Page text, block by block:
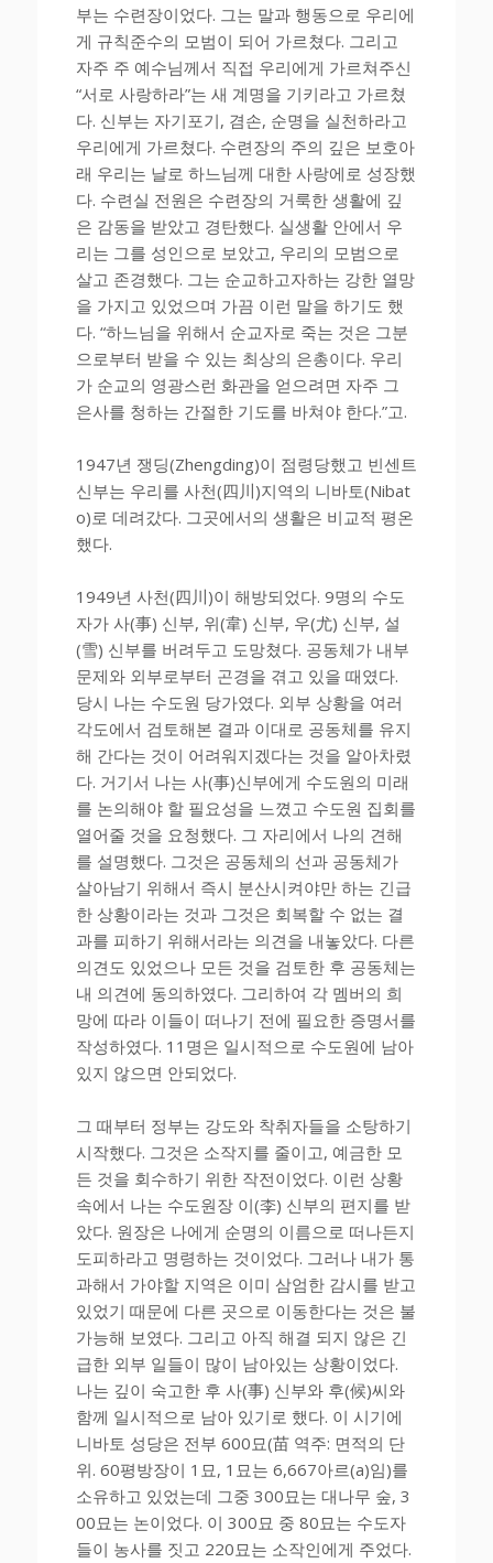
부는 수련장이었다. 그는 말과 행동으로 우리에
게 규칙준수의 모범이 되어 가르쳤다. 그리고
자주 주 예수님께서 직접 우리에게 가르쳐주신
“서로 사랑하라”는 새 계명을 기키라고 가르쳤
다. 신부는 자기포기, 겸손, 순명을 실천하라고
우리에게 가르쳤다. 수련장의 주의 깊은 보호아
래 우리는 날로 하느님께 대한 사랑에로 성장했
다. 수련실 전원은 수련장의 거룩한 생활에 깊
은 감동을 받았고 경탄했다. 실생활 안에서 우
리는 그를 성인으로 보았고, 우리의 모범으로
살고 존경했다. 그는 순교하고자하는 강한 열망
을 가지고 있었으며 가끔 이런 말을 하기도 했
다. “하느님을 위해서 순교자로 죽는 것은 그분
으로부터 받을 수 있는 최상의 은총이다. 우리
가 순교의 영광스런 화관을 얻으려면 자주 그
은사를 청하는 간절한 기도를 바쳐야 한다.”고.
1947년 쟁딩(Zhengding)이 점령당했고 빈센트
신부는 우리를 사천(四川)지역의 니바토(Nibat
o)로 데려갔다. 그곳에서의 생활은 비교적 평온
했다.
1949년 사천(四川)이 해방되었다. 9명의 수도
자가 사(事) 신부, 위(韋) 신부, 우(尤) 신부, 설
(雪) 신부를 버려두고 도망쳤다. 공동체가 내부
문제와 외부로부터 곤경을 겪고 있을 때였다.
당시 나는 수도원 당가였다. 외부 상황을 여러
각도에서 검토해본 결과 이대로 공동체를 유지
해 간다는 것이 어려워지겠다는 것을 알아차렸
다. 거기서 나는 사(事)신부에게 수도원의 미래
를 논의해야 할 필요성을 느꼈고 수도원 집회를
열어줄 것을 요청했다. 그 자리에서 나의 견해
를 설명했다. 그것은 공동체의 선과 공동체가
살아남기 위해서 즉시 분산시켜야만 하는 긴급
한 상황이라는 것과 그것은 회복할 수 없는 결
과를 피하기 위해서라는 의견을 내놓았다. 다른
의견도 있었으나 모든 것을 검토한 후 공동체는
내 의견에 동의하였다. 그리하여 각 멤버의 희
망에 따라 이들이 떠나기 전에 필요한 증명서를
작성하였다. 11명은 일시적으로 수도원에 남아
있지 않으면 안되었다.
그 때부터 정부는 강도와 착취자들을 소탕하기
시작했다. 그것은 소작지를 줄이고, 예금한 모
든 것을 회수하기 위한 작전이었다. 이런 상황
속에서 나는 수도원장 이(李) 신부의 편지를 받
았다. 원장은 나에게 순명의 이름으로 떠나든지
도피하라고 명령하는 것이었다. 그러나 내가 통
과해서 가야할 지역은 이미 삼엄한 감시를 받고
있었기 때문에 다른 곳으로 이동한다는 것은 불
가능해 보였다. 그리고 아직 해결 되지 않은 긴
급한 외부 일들이 많이 남아있는 상황이었다.
나는 깊이 숙고한 후 사(事) 신부와 후(候)씨와
함께 일시적으로 남아 있기로 했다. 이 시기에
니바토 성당은 전부 600묘(苗 역주: 면적의 단
위. 60평방장이 1묘, 1묘는 6,667아르(a)임)를
소유하고 있었는데 그중 300묘는 대나무 숲, 3
00묘는 논이었다. 이 300묘 중 80묘는 수도자
들이 농사를 짓고 220묘는 소작인에게 주었다.